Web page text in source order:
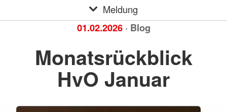
Meldung
01.02.2026 · Blog
Monatsrückblick
HvO Januar